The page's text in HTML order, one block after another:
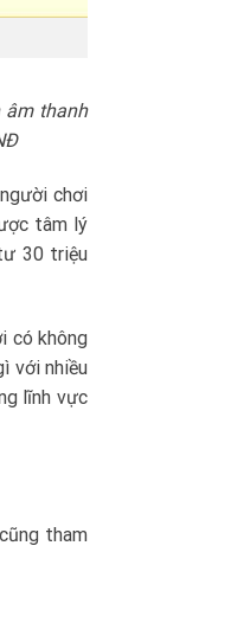
âm thanh
chơi
tâm lý
30 triệu
có không
với nhiều
lĩnh vực
tham